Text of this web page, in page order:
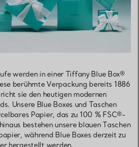
werden in einer Tiffany Blue Box®
berühmte Verpackung bereits 1886
sie den heutigen modernen
Unsere Blue Boxes und Taschen
Papier, das zu 100 % FSC®-
bestehen unsere blauen Taschen
während Blue Boxes derzeit zu
hergestellt werden.